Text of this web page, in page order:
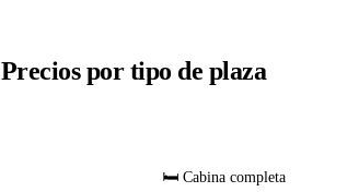
Precios por tipo de plaza
🛏️ Cabina completa